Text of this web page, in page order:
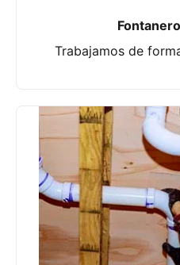
Trabajamos de